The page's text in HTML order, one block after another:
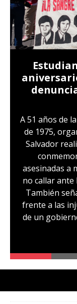
A 51 años de
de 1975,
Salvador
asesinadas a
no callar ante
También
frente a las
de un